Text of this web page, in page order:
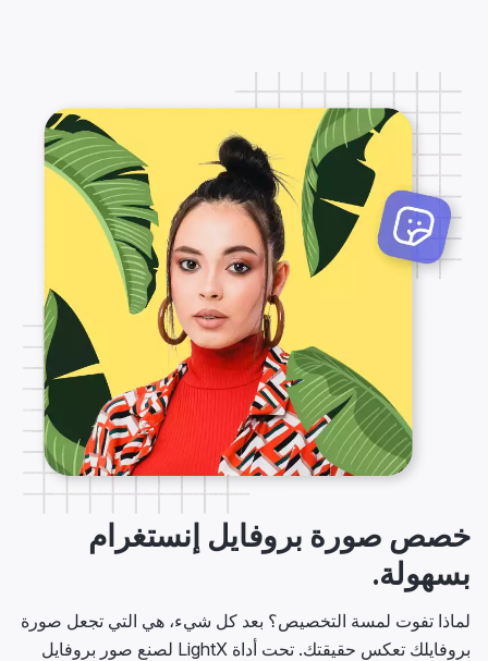
خصص صورة بروفايل إنستغرام
بسهولة.
لماذا تفوت لمسة التخصيص؟ بعد كل شيء، هي التي تجعل صورة
بروفايلك تعكس حقيقتك. تحت أداة LightX لصنع صور بروفايل